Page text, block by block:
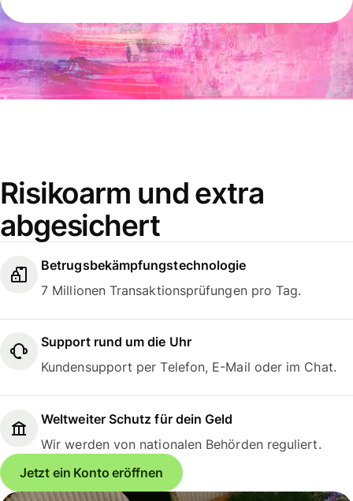
Risikoarm und extra
abgesichert
Betrugsbekämpfungstechnologie
7 Millionen Transaktionsprüfungen pro Tag.
Support rund um die Uhr
Kundensupport per Telefon, E-Mail oder im Chat.
Weltweiter Schutz für dein Geld
Wir werden von nationalen Behörden reguliert.
Jetzt ein Konto eröffnen